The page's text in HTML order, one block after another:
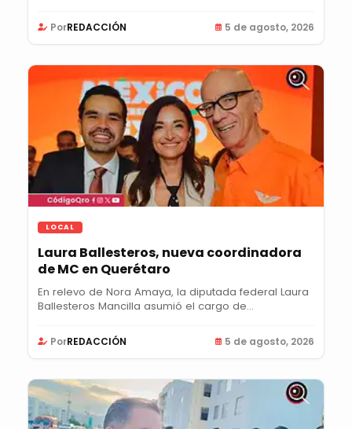
PorREDACCIÓN 5 de agosto, 2026
LOCAL
Laura Ballesteros, nueva coordinadora
de MC en Querétaro
En relevo de Nora Amaya, la diputada federal Laura
Ballesteros Mancilla asumió el cargo de...
PorREDACCIÓN 5 de agosto, 2026